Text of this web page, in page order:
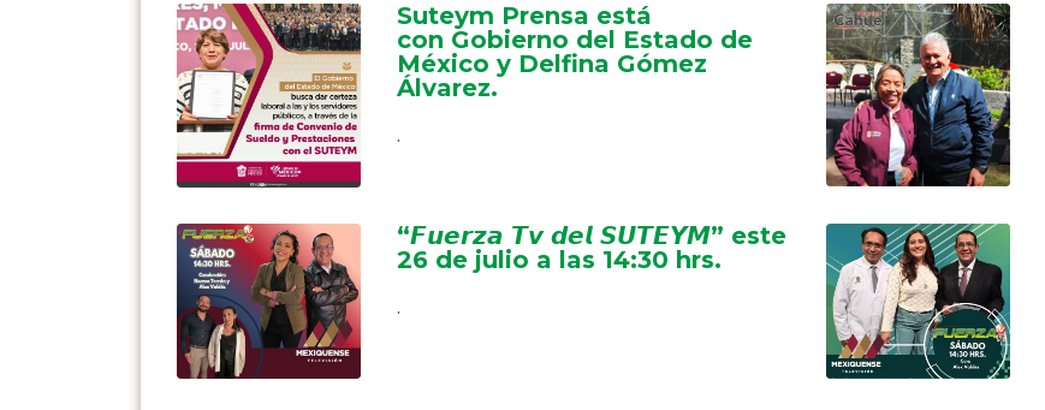
Suteym Prensa está
con Gobierno del Estado de
México y Delfina Gómez
Álvarez.
.
“𝙁𝙪𝙚𝙧𝙯𝙖 𝙏𝙫 𝙙𝙚𝙡 𝙎𝙐𝙏𝙀𝙔𝙈” este
26 de julio a las 14:30 hrs.
.